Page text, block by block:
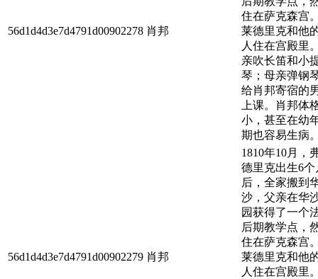
56d1d4d3e7d4791d00902278 肖邦
住在萨克森宫
莱德里克和他
人住在宫殿里
亲吹长笛和小
琴；母亲弹钢
给肖邦寄宿的
上课。肖邦体
小，甚至在幼
期也容易生病
56d1d4d3e7d4791d00902279 肖邦
1810年10月，
德里克出生6个
后，全家搬到
沙，父亲在华
园获得了一个
后期教学点，
住在萨克森宫
莱德里克和他
人住在宫殿里